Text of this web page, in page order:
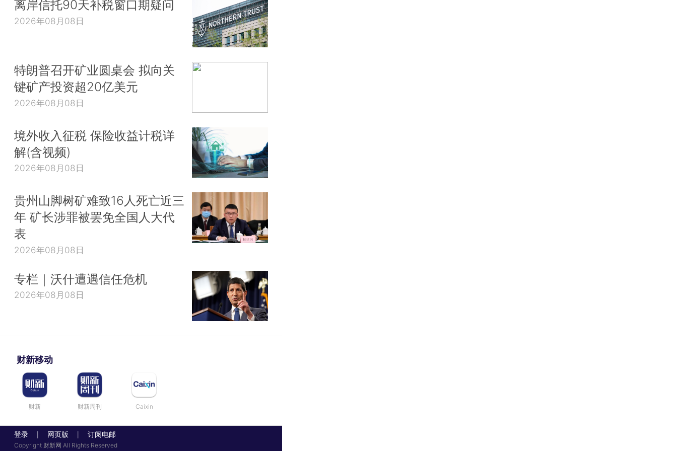
离岸信托90天补税窗口期疑问
2026年08月08日
特朗普召开矿业圆桌会 拟向关
键矿产投资超20亿美元
2026年08月08日
境外收入征税 保险收益计税详
解(含视频)
2026年08月08日
贵州山脚树矿难致16人死亡近三
年 矿长涉罪被罢免全国人大代
表
2026年08月08日
专栏｜沃什遭遇信任危机
2026年08月08日
财新移动
财新 财新周刊 Caixin
登录 网页版 订阅电邮
Copyright 财新网 All Rights Reserved